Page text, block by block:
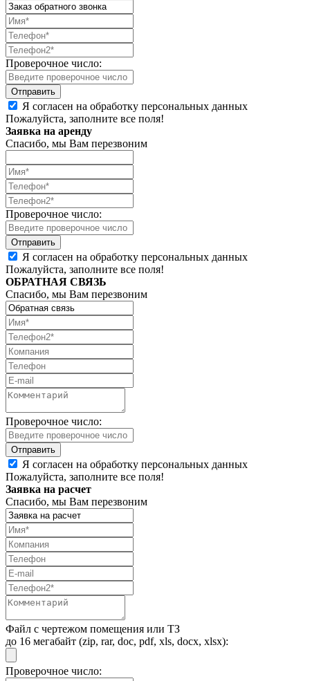
Проверочное число:
Я согласен на обработку персональных данных
Пожалуйста, заполните все поля!
Заявка на аренду
Спасибо, мы Вам перезвоним
Проверочное число:
Я согласен на обработку персональных данных
Пожалуйста, заполните все поля!
ОБРАТНАЯ СВЯЗЬ
Спасибо, мы Вам перезвоним
Проверочное число:
Я согласен на обработку персональных данных
Пожалуйста, заполните все поля!
Заявка на расчет
Спасибо, мы Вам перезвоним
Файл с чертежом помещения или ТЗ
до 16 мегабайт (zip, rar, doc, pdf, xls, docx, xlsx):
Проверочное число: